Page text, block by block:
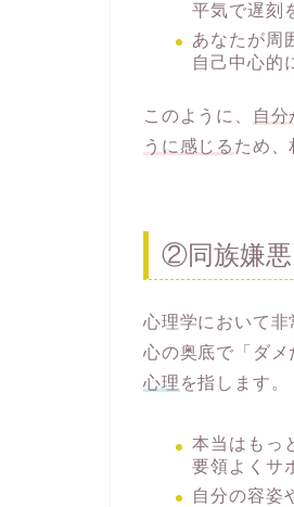
平気で遅刻
あなたが周
自己中心的
このように、
自
うに感じる ため、
②同族嫌悪
心理学において
心の奥底で「ダメ
心理 を指します。
本当はもっ
要領よくサ
自分の容姿